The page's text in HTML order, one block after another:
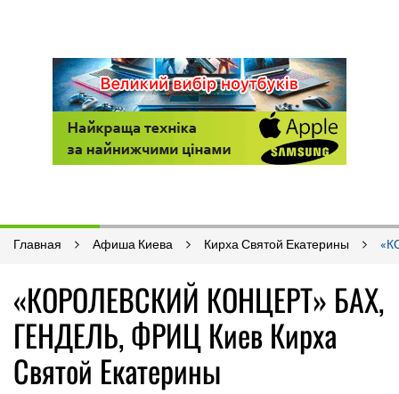
Главная Афиша Киева Кирха Святой Екатерины
«КОРОЛЕВСКИЙ КОНЦЕРТ» БАХ,
ГЕНДЕЛЬ, ФРИЦ Киев Кирха
Святой Екатерины